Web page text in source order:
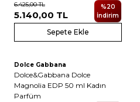
6.425,00TL
5.140,00 TL
%20
İndirim
Sepete Ekle
Yeni
Dolce Gabbana
Dolce&Gabbana Dolce
Magnolia EDP 50 ml Kadın
Parfüm